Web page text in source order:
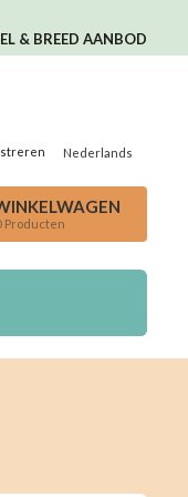
& BREED AANBOD
Nederlands
Producten